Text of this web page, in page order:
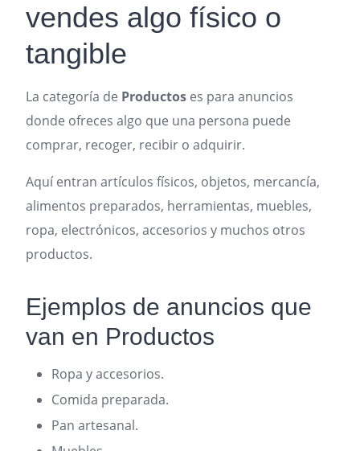
vendes algo físico o
tangible
La categoría de Productos es para anuncios
donde ofreces algo que una persona puede
comprar, recoger, recibir o adquirir.
Aquí entran artículos físicos, objetos, mercancía,
alimentos preparados, herramientas, muebles,
ropa, electrónicos, accesorios y muchos otros
productos.
Ejemplos de anuncios que
van en Productos
Ropa y accesorios.
Comida preparada.
Pan artesanal.